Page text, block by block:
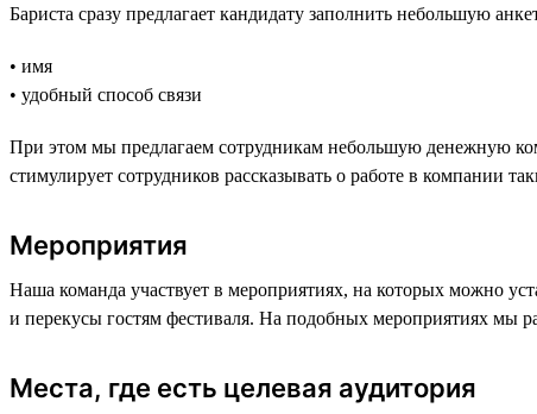
Бариста сразу предлагает кандидату заполнить небольшую
• имя
• удобный способ связи
При этом мы предлагаем сотрудникам небольшую денежную
стимулирует сотрудников рассказывать о работе в компании
Мероприятия
Наша команда участвует в мероприятиях, на которых можно
и перекусы гостям фестиваля. На подобных мероприятиях мы
Места, где есть целевая аудитория